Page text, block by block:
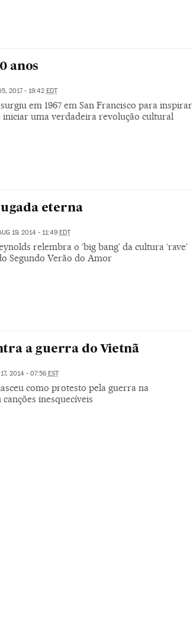
anos
2017 - 19:42 EDT
em 1967 em San Francisco para inspirar
uma verdadeira revolução cultural
eterna
19, 2014 - 11:49 EDT
relembra o ‘big bang’ da cultura ‘rave’
Segundo Verão do Amor
a guerra do Vietnã
2014 - 07:56 EST
como protesto pela guerra na
inesquecíveis